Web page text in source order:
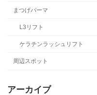
まつげパーマ
L3リフト
ケラチンラッシュリフト
周辺スポット
アーカイブ